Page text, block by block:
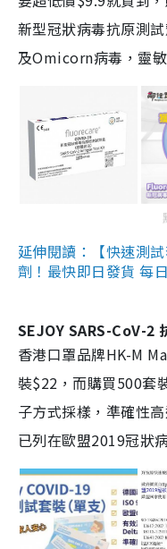
新型冠狀病毒抗原測
及Omicorn病毒，靈
延伸閱讀：【快速測
劑！最快即日發貨 每
SEJOY SARS-CoV-2
香港口罩品牌HK-M
裝$22，而購買500套
子方式採樣，準確性
已列在歐盟2019冠狀